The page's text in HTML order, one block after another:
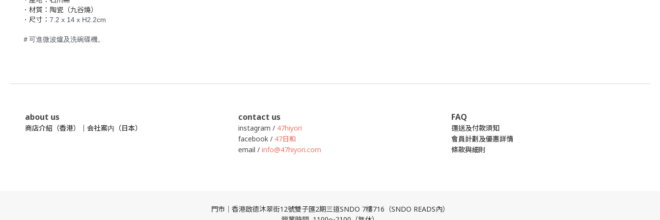
．材質：陶瓷（九谷燒）
．尺寸： 7.2 x 14 x H2.2cm
＃可進微波爐及洗碗碟機。
about us
商店介紹（香港） ｜ 会社案内（日本）
contact us
instagram / 47hiyori
facebook / 47日和
email / info@47hiyori.com
FAQ
運送及付款須知
會員計劃及優惠詳情
條款與細則
門市｜香港啟德沐翠街12號雙子匯2期三道SNDO 7樓716（SNDO READS內）